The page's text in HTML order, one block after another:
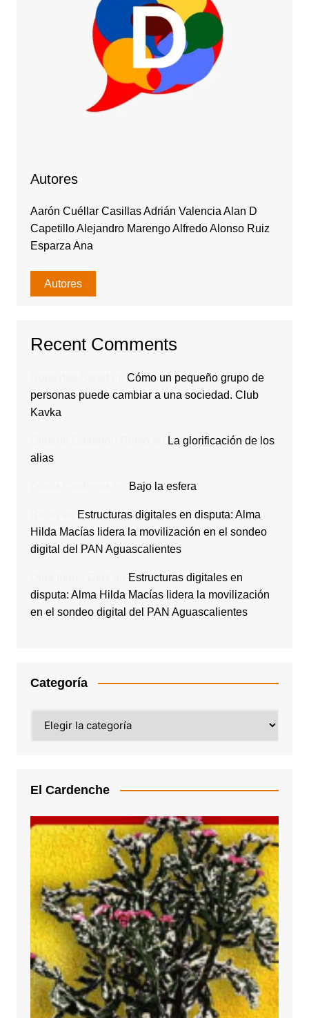
Autores
Aarón Cuéllar Casillas Adrián Valencia Alan D
Capetillo Alejandro Marengo Alfredo Alonso Ruiz
Esparza Ana
Autores
Recent Comments
Cómo un pequeño grupo de
personas puede cambiar a una sociedad. Club
Kavka
La glorificación de los
alias
Bajo la esfera
Estructuras digitales en disputa: Alma
Hilda Macías lidera la movilización en el sondeo
digital del PAN Aguascalientes
Estructuras digitales en
disputa: Alma Hilda Macías lidera la movilización
en el sondeo digital del PAN Aguascalientes
Categoría
El Cardenche